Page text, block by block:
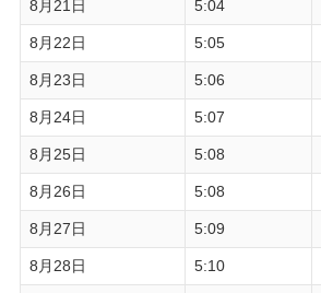
8月21日 5:04
8月22日 5:05
8月23日 5:06
8月24日 5:07
8月25日 5:08
8月26日 5:08
8月27日 5:09
8月28日 5:10